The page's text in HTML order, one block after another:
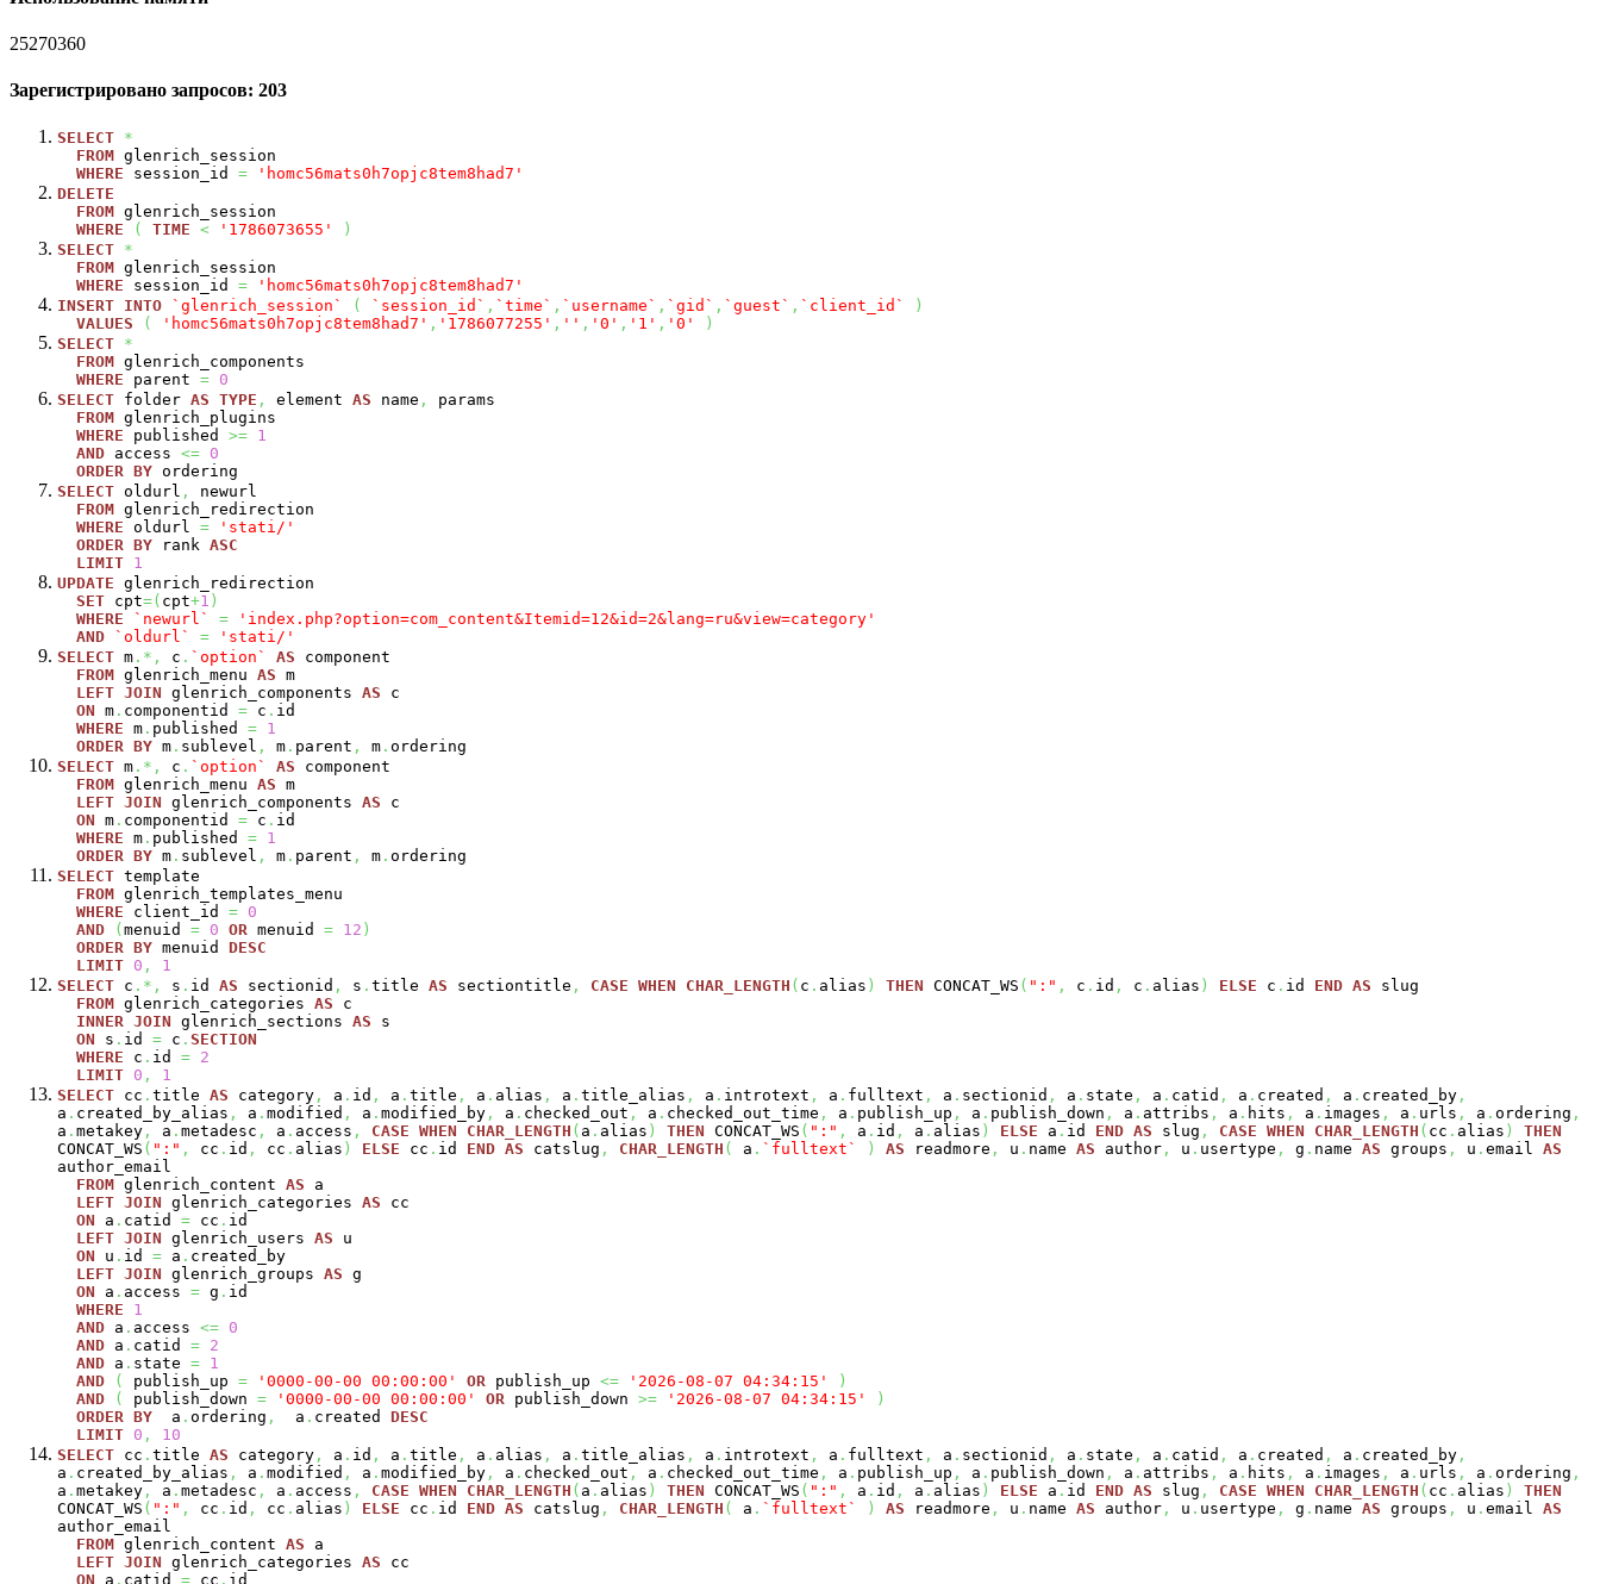
25270360
Зарегистрировано запросов: 203
SELECT *
FROM glenrich_session
WHERE session_id =
'homc56mats0h7opjc8tem8had7'
DELETE
FROM glenrich_session
WHERE
( TIME < '1786073655'
)
SELECT *
FROM glenrich_session
WHERE session_id =
'homc56mats0h7opjc8tem8had7'
INSERT INTO `glenrich_session` ( `session_id` , `time` , `username` , `gid` , `guest` , `client_id`
)
VALUES
( 'homc56mats0h7opjc8tem8had7' , '1786077255' , '' , '0' , '1' , '0'
)
SELECT *
FROM glenrich_components
WHERE parent = 0
SELECT folder AS TYPE , element AS name ,
params
FROM glenrich_plugins
WHERE published >= 1
AND access <= 0
ORDER BY ordering
SELECT oldurl ,
newurl
FROM glenrich_redirection
WHERE oldurl =
'stati/'
ORDER BY rank ASC
LIMIT 1
UPDATE glenrich_redirection
SET cpt=( cpt+1 )
WHERE
`newurl` =
'index.php?option=com_content&Itemid=12&id=2&lang=ru&view=category'
AND
`oldurl` =
'stati/'
SELECT m .*, c . `option` AS component
FROM glenrich_menu AS m
LEFT JOIN glenrich_components AS c
ON m . componentid = c . id
WHERE m . published = 1
ORDER BY m . sublevel , m . parent , m . ordering
SELECT m .*, c . `option` AS component
FROM glenrich_menu AS m
LEFT JOIN glenrich_components AS c
ON m . componentid = c . id
WHERE m . published = 1
ORDER BY m . sublevel , m . parent , m . ordering
SELECT template
FROM glenrich_templates_menu
WHERE client_id = 0
AND
( menuid = 0 OR menuid = 12 )
ORDER BY menuid DESC
LIMIT 0 ,
1
SELECT c .*, s . id AS sectionid , s . title AS sectiontitle , CASE WHEN CHAR_LENGTH ( c . alias ) THEN CONCAT_WS ( ":" , c . id , c . alias ) ELSE c . id END AS slug
FROM glenrich_categories AS c
INNER JOIN glenrich_sections AS s
ON s . id = c . SECTION
WHERE c . id = 2
LIMIT 0 ,
1
SELECT cc . title AS category , a . id , a . title , a . alias , a . title_alias , a . introtext , a . fulltext , a . sectionid , a . state , a . catid , a . created , a . created_by ,
a . created_by_alias , a . modified , a . modified_by , a . checked_out , a . checked_out_time , a . publish_up , a . publish_down , a . attribs , a . hits , a . images , a . urls , a . ordering ,
a . metakey , a . metadesc , a . access , CASE WHEN CHAR_LENGTH ( a . alias ) THEN CONCAT_WS ( ":" , a . id , a . alias ) ELSE a . id END AS slug , CASE WHEN CHAR_LENGTH ( cc . alias )
THEN
CONCAT_WS ( ":" , cc . id , cc . alias ) ELSE cc . id END AS catslug , CHAR_LENGTH ( a . `fulltext` ) AS readmore , u . name AS author , u . usertype , g . name AS groups , u . email AS
author_email
FROM glenrich_content AS a
LEFT JOIN glenrich_categories AS cc
ON a . catid = cc . id
LEFT JOIN glenrich_users AS u
ON u . id = a . created_by
LEFT JOIN glenrich_groups AS g
ON a . access = g . id
WHERE
1
AND a . access <= 0
AND a . catid = 2
AND a . state = 1
AND
( publish_up = '0000-00-00 00:00:00' OR publish_up <= '2026-08-07 04:34:15'
)
AND
( publish_down = '0000-00-00 00:00:00' OR publish_down >= '2026-08-07 04:34:15'
)
ORDER BY a . ordering , a . created DESC
LIMIT 0 ,
10
SELECT cc . title AS category , a . id , a . title , a . alias , a . title_alias , a . introtext , a . fulltext , a . sectionid , a . state , a . catid , a . created , a . created_by ,
a . created_by_alias , a . modified , a . modified_by , a . checked_out , a . checked_out_time , a . publish_up , a . publish_down , a . attribs , a . hits , a . images , a . urls , a . ordering ,
a . metakey , a . metadesc , a . access , CASE WHEN CHAR_LENGTH ( a . alias ) THEN CONCAT_WS ( ":" , a . id , a . alias ) ELSE a . id END AS slug , CASE WHEN CHAR_LENGTH ( cc . alias )
THEN
CONCAT_WS ( ":" , cc . id , cc . alias ) ELSE cc . id END AS catslug , CHAR_LENGTH ( a . `fulltext` ) AS readmore , u . name AS author , u . usertype , g . name AS groups , u . email AS
author_email
FROM glenrich_content AS a
LEFT JOIN glenrich_categories AS cc
ON a . catid = cc . id